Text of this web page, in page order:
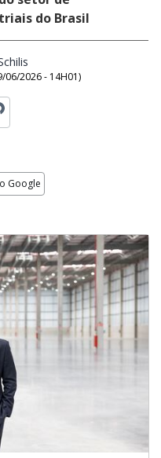
do Brasil
06/2026 - 14H01)
Google